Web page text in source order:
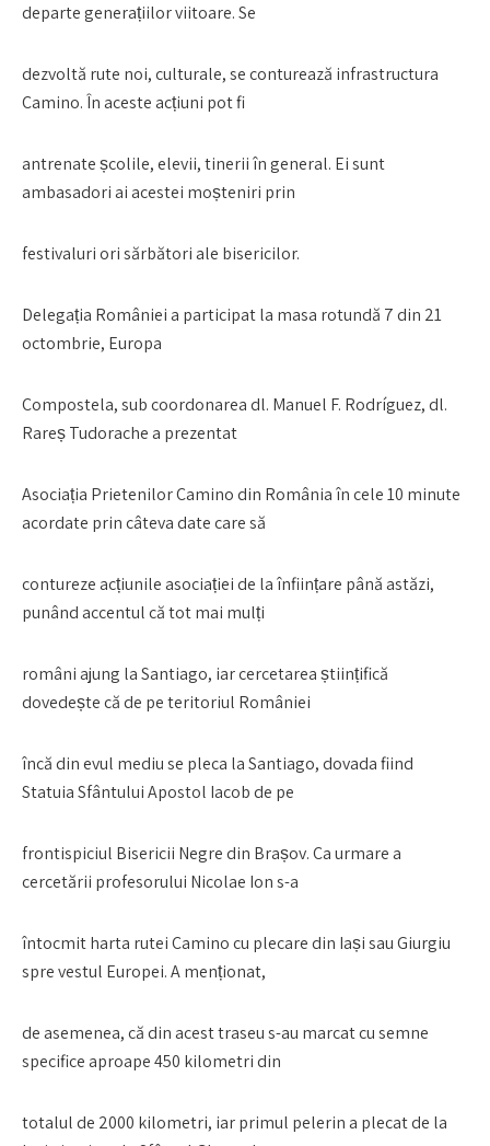
departe generațiilor viitoare. Se
dezvoltă rute noi, culturale, se conturează infrastructura
Camino. În aceste acțiuni pot fi
antrenate școlile, elevii, tinerii în general. Ei sunt
ambasadori ai acestei moșteniri prin
festivaluri ori sărbători ale bisericilor.
Delegația României a participat la masa rotundă 7 din 21
octombrie, Europa
Compostela, sub coordonarea dl. Manuel F. Rodríguez, dl.
Rareș Tudorache a prezentat
Asociația Prietenilor Camino din România în cele 10 minute
acordate prin câteva date care să
contureze acțiunile asociației de la înființare până astăzi,
punând accentul că tot mai mulți
români ajung la Santiago, iar cercetarea științifică
dovedește că de pe teritoriul României
încă din evul mediu se pleca la Santiago, dovada fiind
Statuia Sfântului Apostol Iacob de pe
frontispiciul Bisericii Negre din Brașov. Ca urmare a
cercetării profesorului Nicolae Ion s-a
întocmit harta rutei Camino cu plecare din Iași sau Giurgiu
spre vestul Europei. A menționat,
de asemenea, că din acest traseu s-au marcat cu semne
specifice aproape 450 kilometri din
totalul de 2000 kilometri, iar primul pelerin a plecat de la